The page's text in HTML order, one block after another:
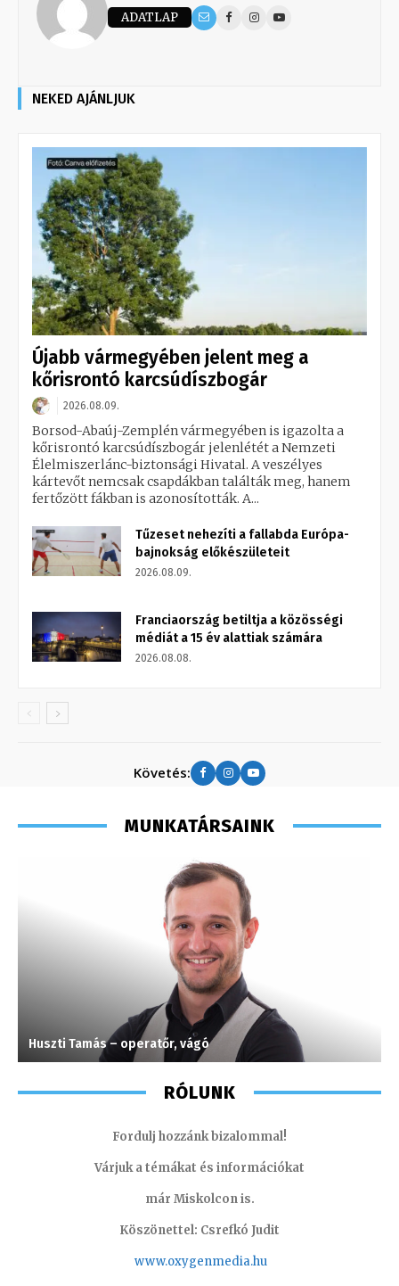
ADATLAP
NEKED AJÁNLJUK
Újabb vármegyében jelent meg a
kőrisrontó karcsúdíszbogár
2026.08.09.
Borsod-Abaúj-Zemplén vármegyében is igazolta a
kőrisrontó karcsúdíszbogár jelenlétét a Nemzeti
Élelmiszerlánc-biztonsági Hivatal. A veszélyes
kártevőt nemcsak csapdákban találták meg, hanem
fertőzött fákban is azonosították. A...
Tűzeset nehezíti a fallabda Európa-
bajnokság előkészületeit
2026.08.09.
Franciaország betiltja a közösségi
médiát a 15 év alattiak számára
2026.08.08.
Követés:
MUNKATÁRSAINK
Huszti Tamás – operatőr, vágó
RÓLUNK
Fordulj hozzánk bizalommal!
Várjuk a témákat és információkat
már Miskolcon is.
Köszönettel: Csrefkó Judit
www.oxygenmedia.hu